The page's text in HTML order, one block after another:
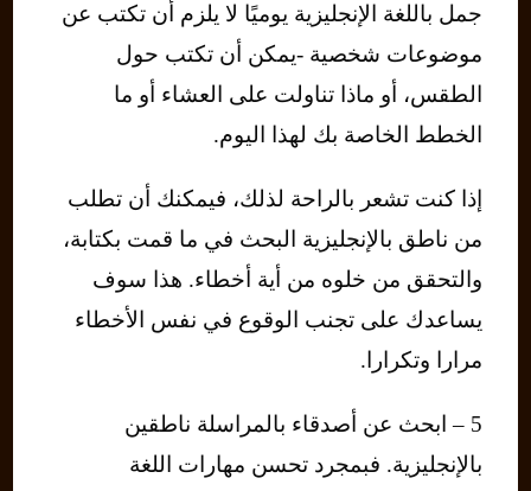
جمل باللغة الإنجليزية يوميًا لا يلزم أن تكتب عن
موضوعات شخصية -يمكن أن تكتب حول
الطقس، أو ماذا تناولت على العشاء أو ما
الخطط الخاصة بك لهذا اليوم.
إذا كنت تشعر بالراحة لذلك، فيمكنك أن تطلب
من ناطق بالإنجليزية البحث في ما قمت بكتابة،
والتحقق من خلوه من أية أخطاء. هذا سوف
يساعدك على تجنب الوقوع في نفس الأخطاء
مرارا وتكرارا.
5 – ابحث عن أصدقاء بالمراسلة ناطقين
بالإنجليزية. فبمجرد تحسن مهارات اللغة